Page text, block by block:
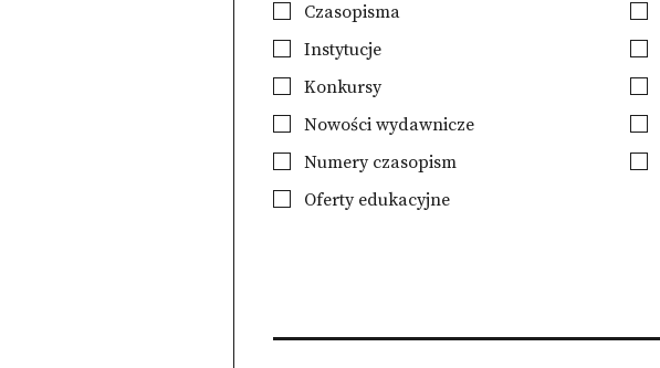
Czasopisma
Instytucje
Konkursy
Nowości wydawnicze
Numery czasopism
Oferty edukacyjne